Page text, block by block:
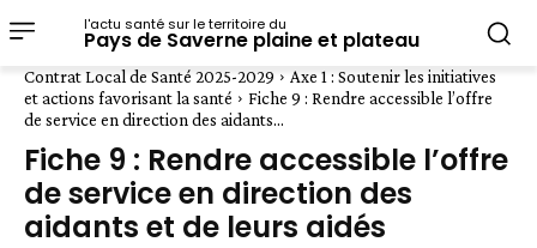
l'actu santé sur le territoire du
Pays de Saverne plaine et plateau
Contrat Local de Santé 2025-2029
Axe 1 : Soutenir les initiatives
et actions favorisant la santé
Fiche 9 : Rendre accessible l’offre
de service en direction des aidants...
Fiche 9 : Rendre accessible l’offre
de service en direction des
aidants et de leurs aidés